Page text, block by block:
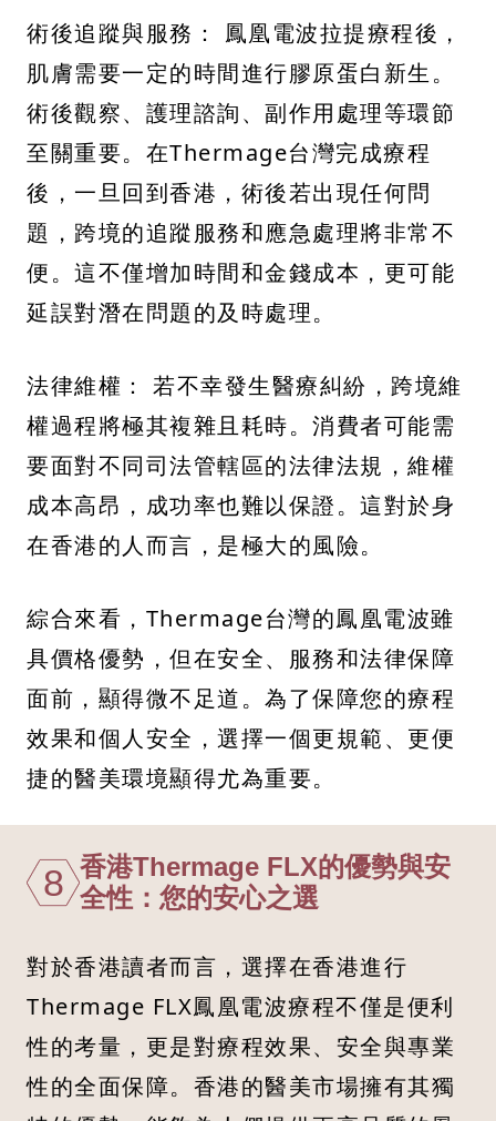
術後追蹤與服務： 鳳凰電波拉提療程後，
肌膚需要一定的時間進行膠原蛋白新生。
術後觀察、護理諮詢、副作用處理等環節
至關重要。在Thermage台灣完成療程
後，一旦回到香港，術後若出現任何問
題，跨境的追蹤服務和應急處理將非常不
便。這不僅增加時間和金錢成本，更可能
延誤對潛在問題的及時處理。
法律維權： 若不幸發生醫療糾紛，跨境維
權過程將極其複雜且耗時。消費者可能需
要面對不同司法管轄區的法律法規，維權
成本高昂，成功率也難以保證。這對於身
在香港的人而言，是極大的風險。
綜合來看，Thermage台灣的鳳凰電波雖
具價格優勢，但在安全、服務和法律保障
面前，顯得微不足道。為了保障您的療程
效果和個人安全，選擇一個更規範、更便
捷的醫美環境顯得尤為重要。
8 香港Thermage FLX的優勢與安
全性：您的安心之選
對於香港讀者而言，選擇在香港進行
Thermage FLX鳳凰電波療程不僅是便利
性的考量，更是對療程效果、安全與專業
性的全面保障。香港的醫美市場擁有其獨